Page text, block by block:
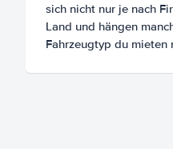
sich nicht nur je nach
Land und hängen
Fahrzeugtyp du mieten